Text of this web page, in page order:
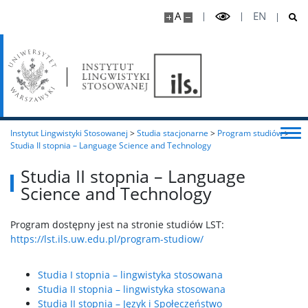
A EN
Najnowsze publikacje książkowe
Serie wydawnicze i czasopisma
Publikacje online
Współpraca
Infrastruktura
Instytut Lingwistyki Stosowanej >Studia stacjonarne > Program studiów>
Studia II stopnia – Language Science and Technology
Studia II stopnia – Language
Science and Technology
Program dostępny jest na stronie studiów LST:
https://lst.ils.uw.edu.pl/program-studiow/
Studia I stopnia – lingwistyka stosowana
Studia II stopnia – lingwistyka stosowana
Studia II stopnia – Język i Społeczeństwo